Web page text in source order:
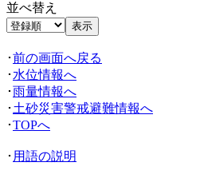
並べ替え
･前の画面へ戻る
･ 水位情報へ
･雨量情報へ
･ 土砂災害警戒避難情報へ
･TOPへ
･ 用語の説明